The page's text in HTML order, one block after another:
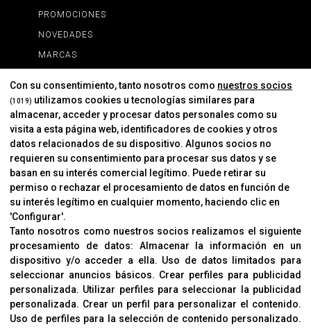
PROMOCIONES
NOVEDADES
MARCAS
INFORMACIÓN
Contacto
Cambios Y Devoluciones
CORVER
Aviso Legal
Sobre Nosotros
Cookies
Política De Privacidad
Con su consentimiento, tanto nosotros como nuestros socios
(1019) utilizamos cookies u tecnologías similares para
almacenar, acceder y procesar datos personales como su
visita a esta página web, identificadores de cookies y otros
datos relacionados de su dispositivo. Algunos socios no
requieren su consentimiento para procesar sus datos y se
basan en su interés comercial legítimo. Puede retirar su
permiso o rechazar el procesamiento de datos en función de
su interés legítimo en cualquier momento, haciendo clic en
'Configurar'.
Tanto nosotros como nuestros socios realizamos el siguiente
procesamiento de datos: Almacenar la información en un
dispositivo y/o acceder a ella. Uso de datos limitados para
seleccionar anuncios básicos. Crear perfiles para publicidad
personalizada. Utilizar perfiles para seleccionar la publicidad
personalizada. Crear un perfil para personalizar el contenido.
Uso de perfiles para la selección de contenido personalizado.